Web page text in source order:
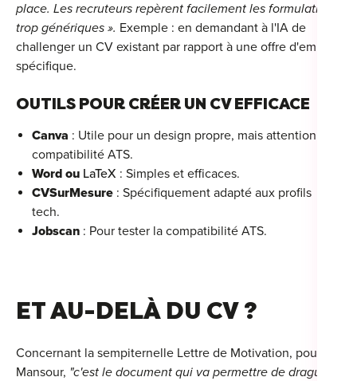
place. Les recruteurs repèrent facilement les formulations
trop génériques ». Exemple : en demandant à l'IA de
challenger un CV existant par rapport à une offre d'emploi
spécifique.
OUTILS POUR CRÉER UN CV EFFICACE
Canva : Utile pour un design propre, mais attention à la
compatibilité ATS.
Word ou LaTeX : Simples et efficaces.
CVSurMesure : Spécifiquement adapté aux profils
tech.
Jobscan : Pour tester la compatibilité ATS.
ET AU-DELÀ DU CV ?
Concernant la sempiternelle Lettre de Motivation, pour
Mansour, "c'est le document qui va permettre de draguer